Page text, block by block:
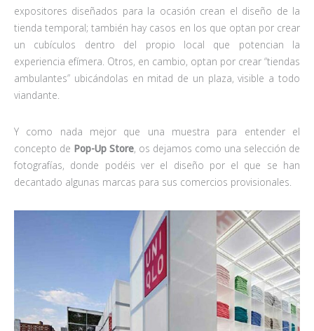
expositores diseñados para la ocasión crean el diseño de la
tienda temporal; también hay casos en los que optan por crear
un cubículos dentro del propio local que potencian la
experiencia efímera. Otros, en cambio, optan por crear “tiendas
ambulantes” ubicándolas en mitad de un plaza, visible a todo
viandante.
Y como nada mejor que una muestra para entender el
concepto de Pop-Up Store, os dejamos como una selección de
fotografías, donde podéis ver el diseño por el que se han
decantado algunas marcas para sus comercios provisionales.